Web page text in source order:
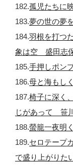
182.孤児たちに
183.夢の世の夢
184.羽根を打つ
象は空 盛田志
185.手押しポン
186.母と海もし
187.椅子に深く
じがあって 笹
188.螢籠一夜明
189.セロテープ
で盛り上がり